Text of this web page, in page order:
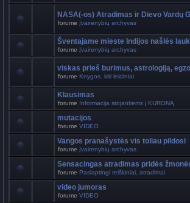
NASA(-os) Atradimas ir Dievo Vardų
forume Įvairenybių archyvas
Šventajame mieste Indijos našlės
forume Įvairenybių archyvas
viskas prieš burimus, astrologiją,
forume Knygos. kiti leidiniai
Klausimas
forume Informacija stojantiems į KURONĄ
mutacijos
forume VIDEO
Vangos pranašystės vis toliau pildosi
forume Įvairenybių archyvas
Sensacingas atradimas pridės
forume Paslaptingi reiškiniai, atradimai
video jumoras
forume VIDEO